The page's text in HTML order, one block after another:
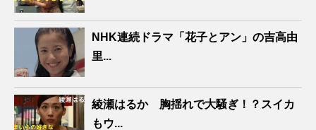
NHK連続ドラマ「花子とアン」の吉高由
里...
綾瀬はるか 胸揺れで大騒ぎ！？スイカ
もウ...